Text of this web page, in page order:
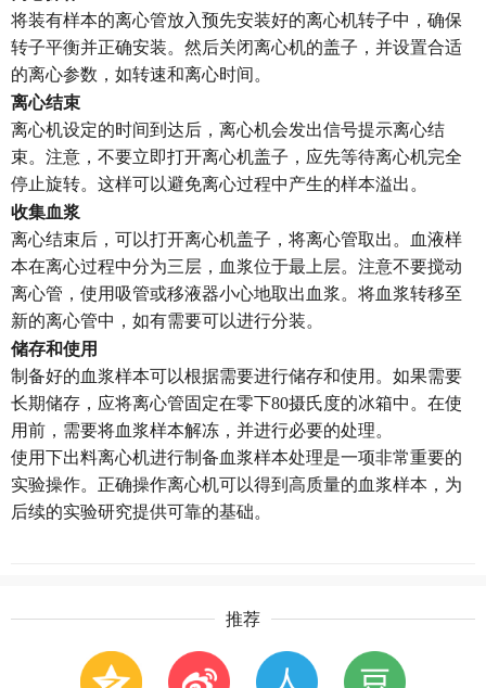
将装有样本的离心管放入预先安装好的离心机转子中，确保
转子平衡并正确安装。然后关闭离心机的盖子，并设置合适
的离心参数，如转速和离心时间。
离心结束
离心机设定的时间到达后，离心机会发出信号提示离心结
束。注意，不要立即打开离心机盖子，应先等待离心机完全
停止旋转。这样可以避免离心过程中产生的样本溢出。
收集血浆
离心结束后，可以打开离心机盖子，将离心管取出。血液样
本在离心过程中分为三层，血浆位于最上层。注意不要搅动
离心管，使用吸管或移液器小心地取出血浆。将血浆转移至
新的离心管中，如有需要可以进行分装。
储存和使用
制备好的血浆样本可以根据需要进行储存和使用。如果需要
长期储存，应将离心管固定在零下80摄氏度的冰箱中。在使
用前，需要将血浆样本解冻，并进行必要的处理。
使用下出料离心机进行制备血浆样本处理是一项非常重要的
实验操作。正确操作离心机可以得到高质量的血浆样本，为
后续的实验研究提供可靠的基础。
推荐